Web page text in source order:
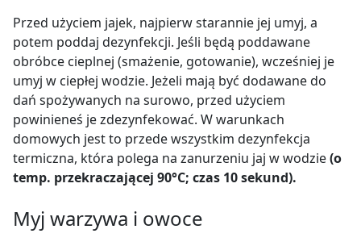
Przed użyciem jajek, najpierw starannie jej umyj, a
potem poddaj dezynfekcji. Jeśli będą poddawane
obróbce cieplnej (smażenie, gotowanie), wcześniej je
umyj w ciepłej wodzie. Jeżeli mają być dodawane do
dań spożywanych na surowo, przed użyciem
powinieneś je zdezynfekować. W warunkach
domowych jest to przede wszystkim dezynfekcja
termiczna, która polega na zanurzeniu jaj w wodzie(o
temp. przekraczającej 90°C; czas 10 sekund).
Myj warzywa i owoce